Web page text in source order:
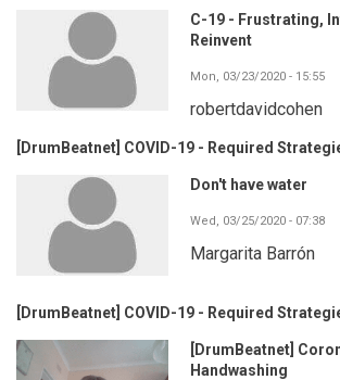
C-19 - Frustrating,
Reinvent
Mon, 03/23/2020 - 15:55
robertdavidcohen
[DrumBeatnet] COVID-19 - Required
Don't have water
Wed, 03/25/2020 - 07:38
Margarita Barrón
[DrumBeatnet] COVID-19 - Required
[DrumBeatnet]
Handwashing